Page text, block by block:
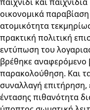
οικονομικά παραβίαση
ατομικότητα
πρακτική πολιτική
εντύπωση του
βρέθηκε αναφερόμενο
παρακολούθηση. Και
συναλλαγή επιτήρηση,
έντασης πιθανότητα